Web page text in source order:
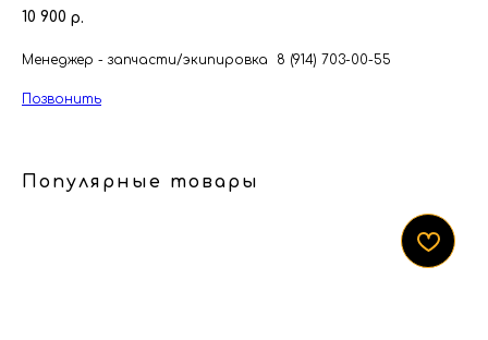
10 900 р.
Менеджер - запчасти/экипировка 8 (914) 703-00-55
Позвонить
Популярные товары